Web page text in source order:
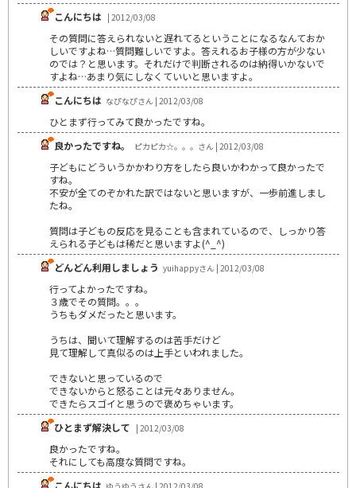
こんにちは | 2012/03/08
その質問に答えられないと遅れてるということになるなんておか
しいですよね…質問難しいですよ。答えれるお子様の方が少ない
のでは？と思います。それだけで判断されるのは納得いかないで
すよね…あまり気にしなくていいと思いますよ。
こんにちは なぴなぴさん | 2012/03/08
ひとまず行ってみて良かったですね。
良かったですね。
ピカピカ☆。。。さん | 2012/03/08
子どもにどういうかかわり方をしたら良いかわかって良かったで
すね。
不安が全てのぞかれた訳ではないと思いますが、一歩前進しまし
たね。
質問は子どもの反応を見ることも含まれているので、しっかり答
えられる子どもは稀だと思いますよ(^_^)
どんどん利用しましょう yuihappyさん | 2012/03/08
行ってよかったですね。
３歳でその質問。。。
うちもダメだったと思います。
うちは、聞いて理解するのは苦手だけど
見て理解して真似るのは上手といわれました。
できないと思っているので
できないからと怒ることは元々ありません。
できたらスゴイと思うので褒めちゃいます。
ひとまず解決して | 2012/03/08
良かったですね。
それにしても高度な質問ですね。
こんにちは